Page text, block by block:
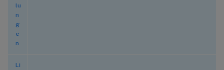
lu
n
g
e
n
Li